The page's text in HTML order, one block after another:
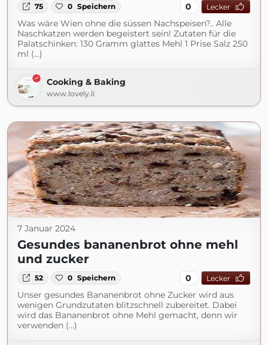
75 0 Speichern 0 Lecker
Was wäre Wien ohne die süssen Nachspeisen?.. Alle
Naschkatzen werden begeistert sein! Zutaten für die
Palatschinken: 130 Gramm glattes Mehl 1 Prise Salz 250
ml (...)
Cooking & Baking
www.lovely.li
7 Januar 2024
Gesundes bananenbrot ohne mehl
und zucker
52 0 Speichern 0 Lecker
Unser gesundes Bananenbrot ohne Zucker wird aus
wenigen Grundzutaten blitzschnell zubereitet. Dabei
wird das Bananenbrot ohne Mehl gemacht, denn wir
verwenden (...)